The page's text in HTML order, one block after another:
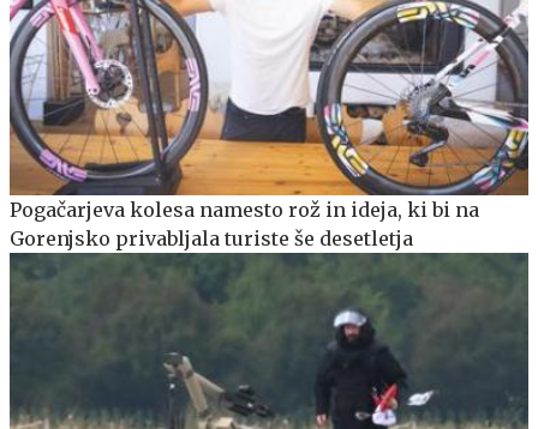
Pogačarjeva kolesa namesto rož in ideja, ki bi na
Gorenjsko privabljala turiste še desetletja